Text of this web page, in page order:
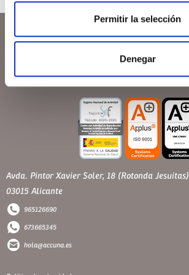
Permitir la selección
Denegar
Avda. Pintor Xavier Soler, 18 (Rotonda Jesuitas)
03015 Alicante
965126690
673665345
hola@accuna.es